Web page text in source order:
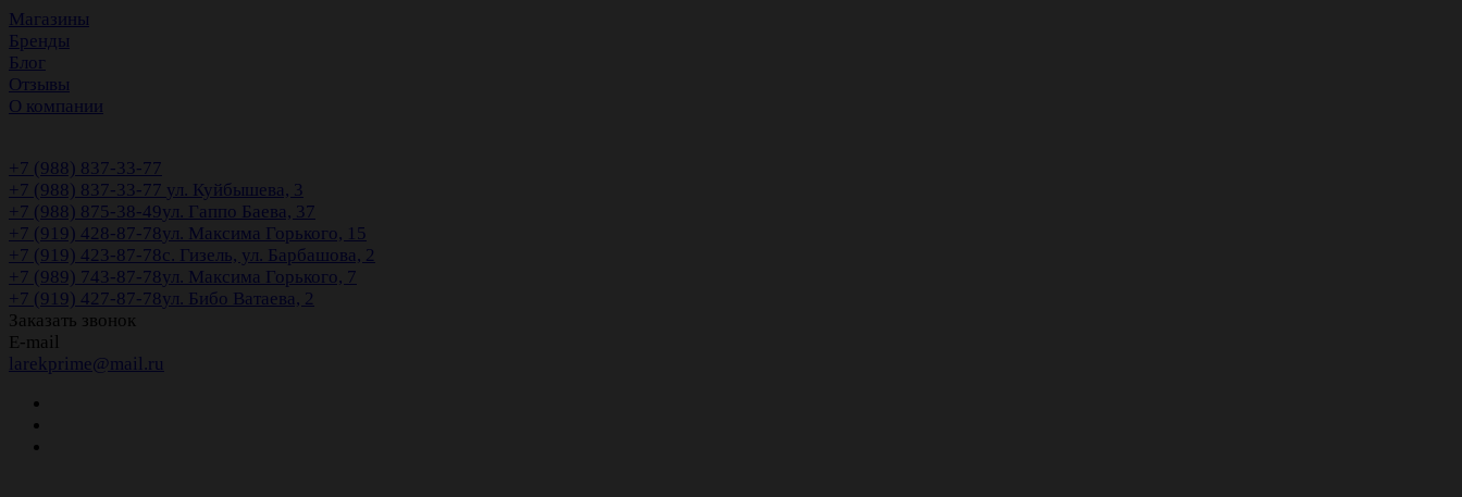
Магазины
Бренды
Блог
Отзывы
О компании
+7 (988) 837-33-77
+7 (988) 837-33-77 ул. Куйбышева, 3
+7 (988) 875-38-49ул. Гаппо Баева, 37
+7 (919) 428-87-78ул. Максима Горького, 15
+7 (919) 423-87-78с. Гизель, ул. Барбашова, 2
+7 (989) 743-87-78ул. Максима Горького, 7
+7 (919) 427-87-78ул. Бибо Ватаева, 2
Заказать звонок
E-mail
larekprime@mail.ru